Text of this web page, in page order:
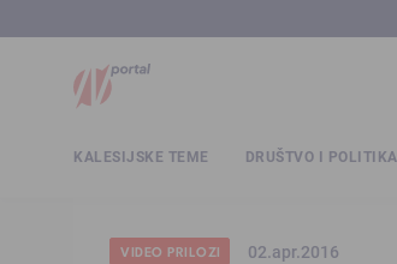
KALESIJSKE TEME DRUŠTVO I POLITIKA
VIDEO PRILOZI 02.apr.2016